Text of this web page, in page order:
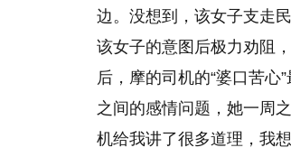
边。没想到，该女子支走
该女子的意图后极力劝阻
后，摩的司机的“婆口苦
之间的感情问题，她一周
机给我讲了很多道理，我